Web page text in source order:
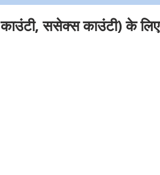
ससेक्स काउंटी) के